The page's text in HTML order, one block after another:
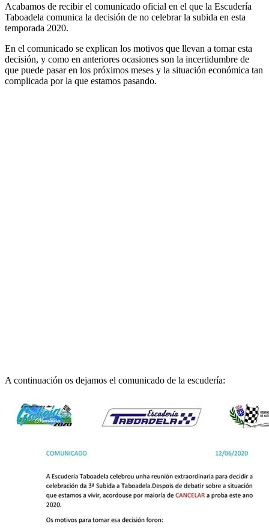
Acabamos de recibir el comunicado oficial en el que la Escudería
Taboadela comunica la decisión de no celebrar la subida en esta
temporada 2020.
En el comunicado se explican los motivos que llevan a tomar esta
decisión, y como en anteriores ocasiones son la incertidumbre de
que puede pasar en los próximos meses y la situación económica tan
complicada por la que estamos pasando.
A continuación os dejamos el comunicado de la escudería: